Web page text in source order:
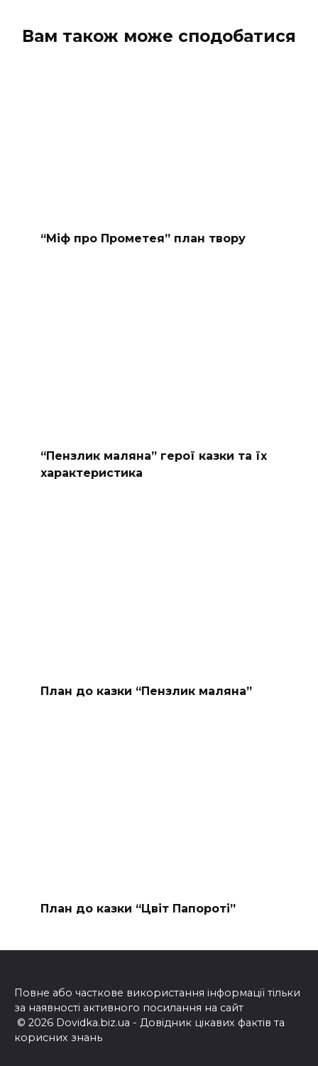
Вам також може сподобатися
“Міф про Прометея” план твору
“Пензлик маляна” герої казки та їх
характеристика
План до казки “Пензлик маляна”
План до казки “Цвіт Папороті”
Повне або часткове використання інформації тільки
за наявності активного посилання на сайт
© 2026 Dovidka.biz.ua - Довідник цікавих фактів та
корисних знань